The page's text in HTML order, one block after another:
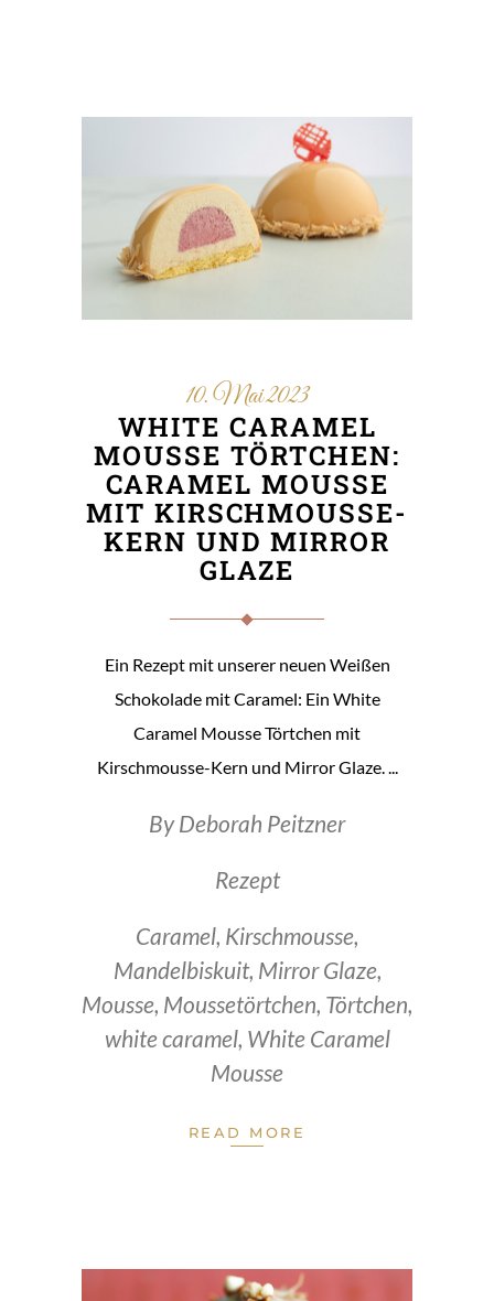
10. Mai 2023
WHITE CARAMEL
MOUSSE TÖRTCHEN:
CARAMEL MOUSSE
MIT KIRSCHMOUSSE-
KERN UND MIRROR
GLAZE
Ein Rezept mit unserer neuen Weißen
Schokolade mit Caramel: Ein White
Caramel Mousse Törtchen mit
Kirschmousse-Kern und Mirror Glaze.
ByDeborah Peitzner
Rezept
Caramel, Kirschmousse,
Mandelbiskuit, Mirror Glaze,
Mousse, Moussetörtchen, Törtchen,
white caramel, White Caramel
Mousse
READ MORE